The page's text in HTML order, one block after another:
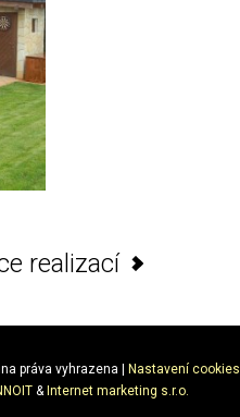
realizací
práva vyhrazena | Nastavení cookies
& Internet marketing s.r.o.